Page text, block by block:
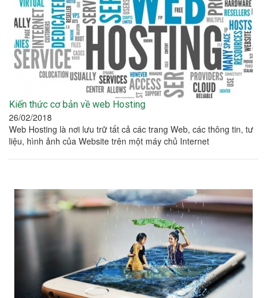
Kiến thức cơ bản về web Hosting
26/02/2018
Web Hosting là nơi lưu trữ tất cả các trang Web, các thông tin, tư
liệu, hình ảnh của Website trên một máy chủ Internet